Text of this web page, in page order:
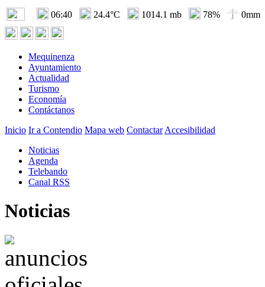
06:40 24.4°C 1014.1 mb 78% 0mm
Mequinenza
Ayuntamiento
Actualidad
Turismo
Economía
Contáctanos
Inicio Ir a Contendio Mapa web Contactar Accesibilidad
Noticias
Agenda
Telebando
Canal RSS
Noticias